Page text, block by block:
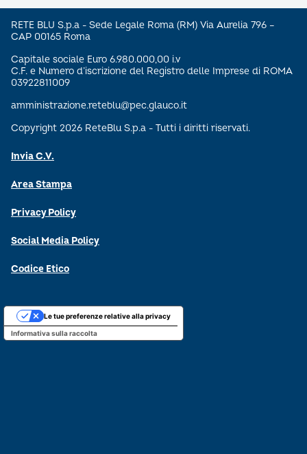
RETE BLU S.p.a - Sede Legale Roma (RM) Via Aurelia 796 –
CAP 00165 Roma
Capitale sociale Euro 6.980.000,00 i.v
C.F. e Numero d’iscrizione del Registro delle Imprese di ROMA
03922811009
amministrazione.reteblu@pec.glauco.it
Copyright 2026 ReteBlu S.p.a - Tutti i diritti riservati.
Invia C.V.
Area Stampa
Privacy Policy
Social Media Policy
Codice Etico
Informativa sulla raccolta
Le tue preferenze relative alla privacy